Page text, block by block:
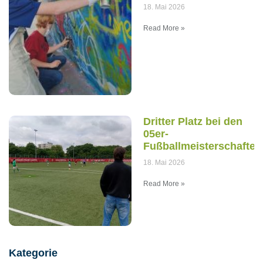
18. Mai 2026
Read More »
Dritter Platz bei den
05er-
Fußballmeisterschaften
18. Mai 2026
Read More »
Kategorie